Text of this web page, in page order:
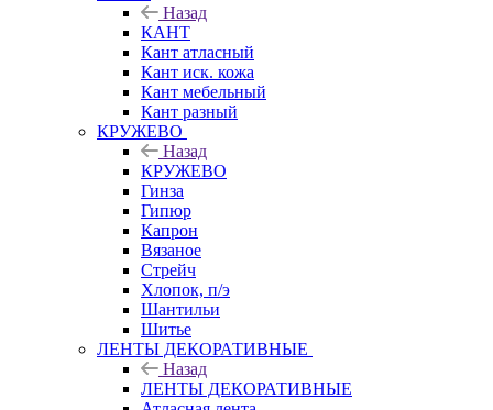
Назад
КАНТ
Кант атласный
Кант иск. кожа
Кант мебельный
Кант разный
КРУЖЕВО
Назад
КРУЖЕВО
Гинза
Гипюр
Капрон
Вязаное
Стрейч
Хлопок, п/э
Шантильи
Шитье
ЛЕНТЫ ДЕКОРАТИВНЫЕ
Назад
ЛЕНТЫ ДЕКОРАТИВНЫЕ